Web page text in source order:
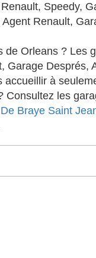
Speedy,
Renault,
Orleans ? Les
Garage Després,
à
les
Braye Saint